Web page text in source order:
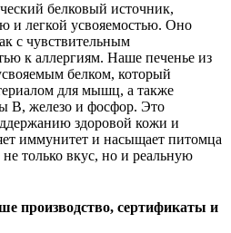
белковый источник,
и легкой усвояемостью. Оно
с чувствительным
к аллергиям. Наше печенье из
белком, который
для мышц, а также
B, железо и фосфор. Это
здоровой кожи и
иммунитет и насыщает питомца
только вкус, но и реальную
производство, сертификаты и